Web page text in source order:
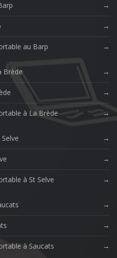
au Barp
Brède
à La Brède
à St Selve
à Saucats